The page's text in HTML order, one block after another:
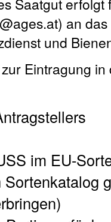
an
und
Eintragung
im EU-